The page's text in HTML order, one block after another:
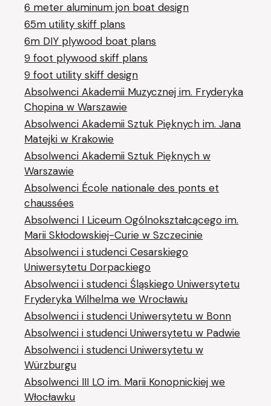
6 meter aluminum jon boat design
65m utility skiff plans
6m DIY plywood boat plans
9 foot plywood skiff plans
9 foot utility skiff design
Absolwenci Akademii Muzycznej im. Fryderyka
Chopina w Warszawie
Absolwenci Akademii Sztuk Pięknych im. Jana
Matejki w Krakowie
Absolwenci Akademii Sztuk Pięknych w
Warszawie
Absolwenci École nationale des ponts et
chaussées
Absolwenci I Liceum Ogólnokształcącego im.
Marii Skłodowskiej-Curie w Szczecinie
Absolwenci i studenci Cesarskiego
Uniwersytetu Dorpackiego
Absolwenci i studenci Śląskiego Uniwersytetu
Fryderyka Wilhelma we Wrocławiu
Absolwenci i studenci Uniwersytetu w Bonn
Absolwenci i studenci Uniwersytetu w Padwie
Absolwenci i studenci Uniwersytetu w
Würzburgu
Absolwenci III LO im. Marii Konopnickiej we
Włocławku